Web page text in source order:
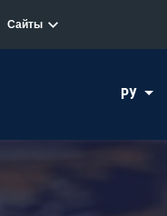
Сайты
РУ